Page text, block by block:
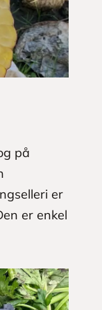
på
er
er enkel